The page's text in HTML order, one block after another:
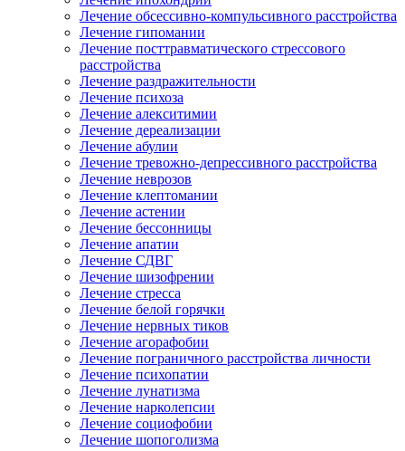
Лечение обсессивно-компульсивного расстройства
Лечение гипомании
Лечение посттравматического стрессового
расстройства
Лечение раздражительности
Лечение психоза
Лечение алекситимии
Лечение дереализации
Лечение абулии
Лечение тревожно-депрессивного расстройства
Лечение неврозов
Лечение клептомании
Лечение астении
Лечение бессонницы
Лечение апатии
Лечение СДВГ
Лечение шизофрении
Лечение стресса
Лечение белой горячки
Лечение нервных тиков
Лечение агорафобии
Лечение пограничного расстройства личности
Лечение психопатии
Лечение лунатизма
Лечение нарколепсии
Лечение социофобии
Лечение шопоголизма